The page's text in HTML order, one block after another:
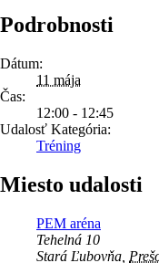
Podrobnosti
Dátum:
11 mája
Čas:
12:00 - 12:45
Udalosť Kategória:
Tréning
Miesto udalosti
PEM aréna
Tehelná 10
Stará Ľubovňa